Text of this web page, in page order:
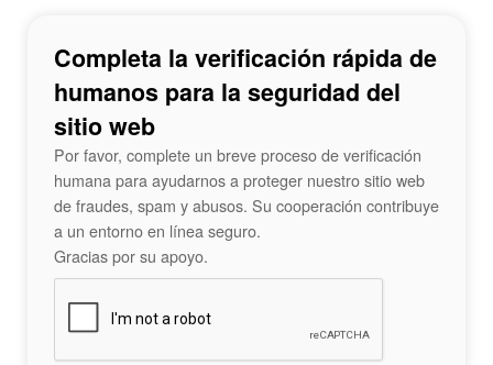
Completa la verificación rápida de
humanos para la seguridad del
sitio web
Por favor, complete un breve proceso de verificación
humana para ayudarnos a proteger nuestro sitio web
de fraudes, spam y abusos. Su cooperación contribuye
a un entorno en línea seguro.
Gracias por su apoyo.